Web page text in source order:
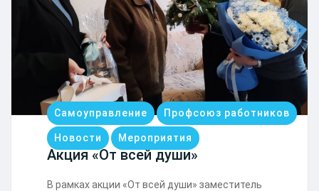
Самоуправление Профсоюз работников
Новости Мероприятия
Акция «От всей души»
В рамках акции «От всей души» заместитель